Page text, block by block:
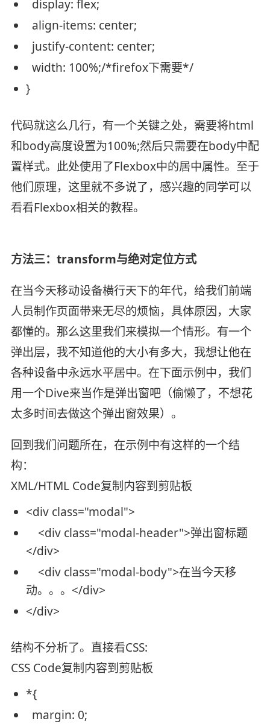
display: flex;
align-items: center;
justify-content: center;
width: 100%;/*firefox下需要*/
}
代码就这么几行，有一个关键之处，需要将html
和body高度设置为100%;然后只需要在body中配
置样式。此处使用了Flexbox中的居中属性。至于
他们原理，这里就不多说了，感兴趣的同学可以
看看Flexbox相关的教程。
方法三：transform与绝对定位方式
在当今天移动设备横行天下的年代，给我们前端
人员制作页面带来无尽的烦恼，具体原因，大家
都懂的。那么这里我们来模拟一个情形。有一个
弹出层，我不知道他的大小有多大，我想让他在
各种设备中永远水平居中。在下面示例中，我们
用一个Dive来当作是弹出窗吧（偷懒了，不想花
太多时间去做这个弹出窗效果）。
回到我们问题所在，在示例中有这样的一个结
构：
XML/HTML Code复制内容到剪贴板
<div class="modal">
<div class="modal-header">弹出窗标题
</div>
<div class="modal-body">在当今天移
动。。。 </div>
</div>
结构不分析了。直接看CSS:
CSS Code复制内容到剪贴板
*{
margin: 0;